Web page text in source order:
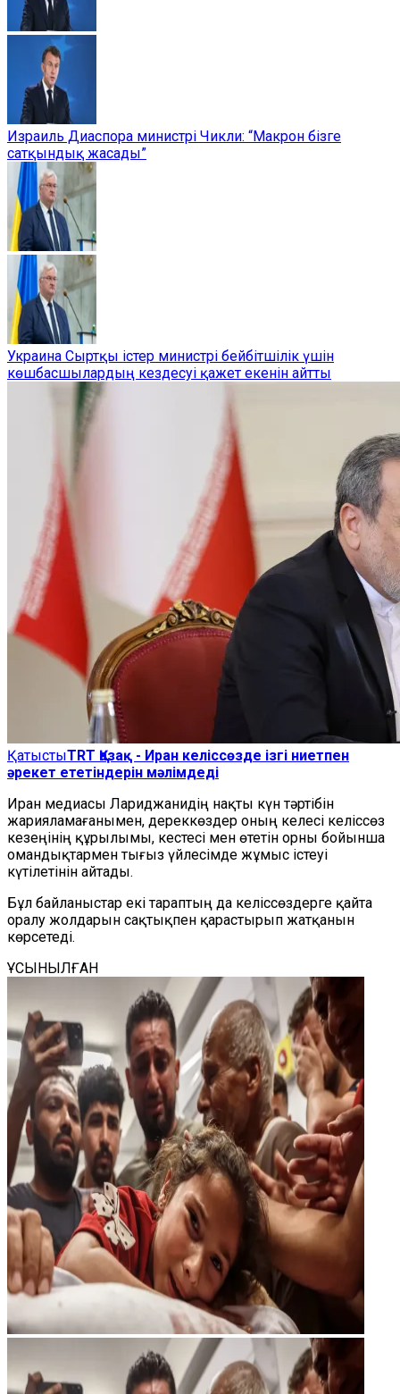
Израиль Диаспора министрі Чикли: “Макрон бізге
сатқындық жасады”
Украина Сыртқы істер министрі бейбітшілік үшін
көшбасшылардың кездесуі қажет екенін айтты
ҚатыстыTRT Қазақ - Иран келіссөзде ізгі ниетпен
әрекет ететіндерін мәлімдеді
Иран медиасы Лариджанидің нақты күн тәртібін
жарияламағанымен, дереккөздер оның келесі келіссөз
кезеңінің құрылымы, кестесі мен өтетін орны бойынша
омандықтармен тығыз үйлесімде жұмыс істеуі
күтілетінін айтады.
Бұл байланыстар екі тараптың да келіссөздерге қайта
оралу жолдарын сақтықпен қарастырып жатқанын
көрсетеді.
ҰСЫНЫЛҒАН